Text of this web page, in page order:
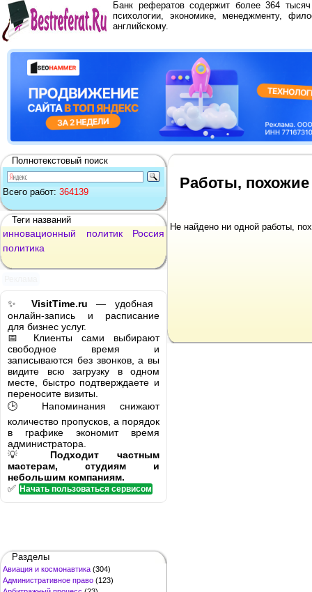
Банк рефератов содержит более 364
психологии, экономике, менеджменту,
английскому.
Полнотекстовый поиск
Всего работ: 364139
Теги названий
инновационный политик
Россия
политика
✨ VisitTime.ru — удобная
онлайн-запись и расписание
для бизнес услуг.
📅 Клиенты сами выбирают
свободное время и
записываются без звонков, а вы
видите всю загрузку в одном
месте, быстро подтверждаете и
переносите визиты.
🕒 Напоминания снижают
количество пропусков, а порядок
в графике экономит время
администратора.
💡 Подходит частным
мастерам, студиям и
небольшим компаниям.
✅ Начать пользоваться сервисом
Разделы
Авиация и космонавтика (304)
Административное право (123)
Работы,
Не найдено ни одной работы,